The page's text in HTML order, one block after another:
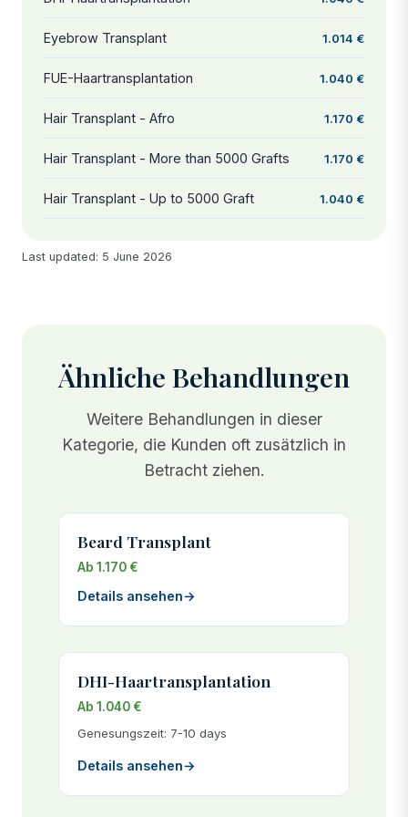
Eyebrow Transplant 1.014 €
FUE-Haartransplantation 1.040 €
Hair Transplant - Afro 1.170 €
Hair Transplant - More than 5000 Grafts 1.170 €
Hair Transplant - Up to 5000 Graft 1.040 €
Last updated: 5 June 2026
Ähnliche Behandlungen
Weitere Behandlungen in dieser
Kategorie, die Kunden oft zusätzlich in
Betracht ziehen.
Beard Transplant
Ab 1.170 €
Details ansehen→
DHI-Haartransplantation
Ab 1.040 €
Genesungszeit: 7-10 days
Details ansehen→